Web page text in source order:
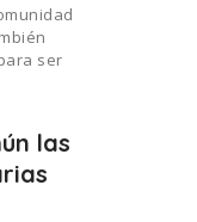
ser
las